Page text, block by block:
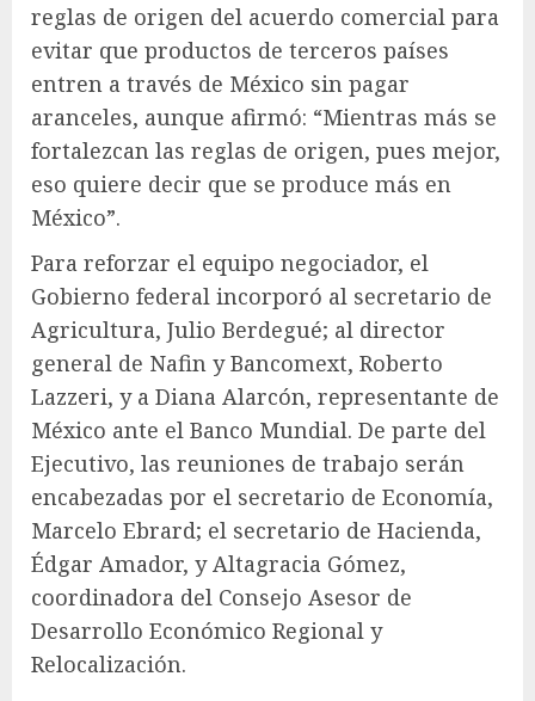
reglas de origen del acuerdo comercial para
evitar que productos de terceros países
entren a través de México sin pagar
aranceles, aunque afirmó: “Mientras más se
fortalezcan las reglas de origen, pues mejor,
eso quiere decir que se produce más en
México”.
Para reforzar el equipo negociador, el
Gobierno federal incorporó al secretario de
Agricultura, Julio Berdegué; al director
general de Nafin y Bancomext, Roberto
Lazzeri, y a Diana Alarcón, representante de
México ante el Banco Mundial. De parte del
Ejecutivo, las reuniones de trabajo serán
encabezadas por el secretario de Economía,
Marcelo Ebrard; el secretario de Hacienda,
Édgar Amador, y Altagracia Gómez,
coordinadora del Consejo Asesor de
Desarrollo Económico Regional y
Relocalización.